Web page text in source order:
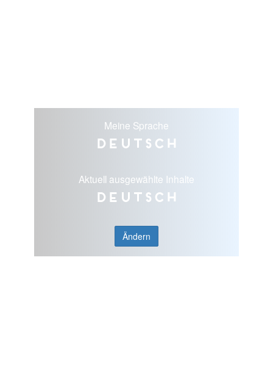
Meine Sprache
Deutsch
Aktuell ausgewählte Inhalte
Deutsch
Ändern